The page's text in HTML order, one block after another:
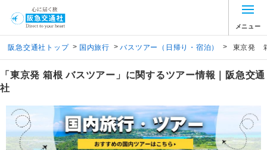
メニュー
阪急交通社トップ > 国内旅行 > バスツアー（日帰り・宿泊） > 東京発
「東京発 箱根 バスツアー」に関するツアー情報｜阪急交通
社